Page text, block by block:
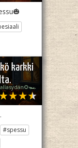
karkki
#spessu